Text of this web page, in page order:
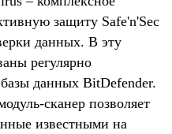
защиту Safe'n'Sec
данных. В эту
регулярно
данных BitDefender.
сканер позволяет
известными на